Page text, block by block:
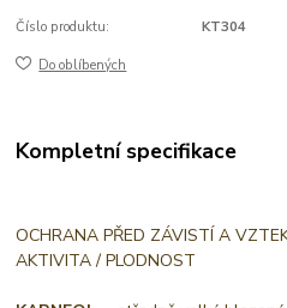
Číslo produktu: KT304
Do oblíbených
Kompletní specifikace
OCHRANA PŘED ZÁVISTÍ A
AKTIVITA / PLODNOST